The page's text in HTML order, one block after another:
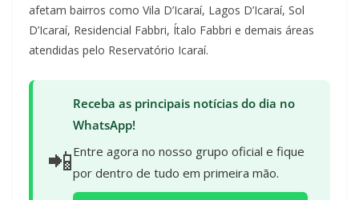
afetam bairros como Vila D’Icaraí, Lagos D’Icaraí, Sol
D’Icaraí, Residencial Fabbri, Ítalo Fabbri e demais áreas
atendidas pelo Reservatório Icaraí.
📲
Receba as principais notícias do dia no
WhatsApp!
Entre agora no nosso grupo oficial e fique
por dentro de tudo em primeira mão.